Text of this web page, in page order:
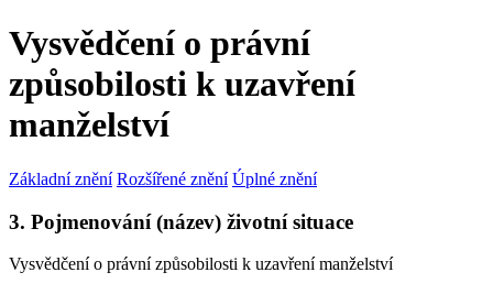
Vysvědčení o právní
způsobilosti k uzavření
manželství
Základní znění Rozšířené znění Úplné znění
3. Pojmenování (název) životní situace
Vysvědčení o právní způsobilosti k uzavření manželství